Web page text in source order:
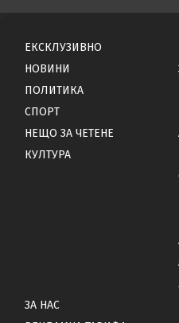
ЕКСКЛУЗИВНО
НОВИНИ
ПОЛИТИКА
СПОРТ
НЕЩО ЗА ЧЕТЕНЕ
КУЛТУРА
ЗА НАС